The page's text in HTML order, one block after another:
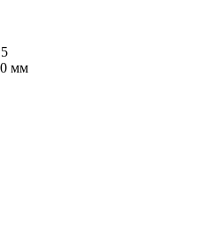
мм